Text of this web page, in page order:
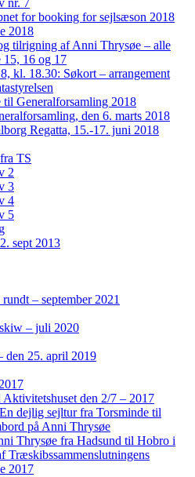
nr. 7
for booking for sejlsæson 2018
2018
tilrigning af Anni Thrysøe – alle
15, 16 og 17
kl. 18.30: Søkort – arrangement
til Generalforsamling 2018
den 6. marts 2018
Regatta, 15.-17. juni 2018
TS
2
3
4
5
sept 2013
– september 2021
– juli 2020
den 25. april 2019
Aktivitetshuset den 2/7 – 2017
dejlig sejltur fra Torsminde til
på Anni Thrysøe
Thrysøe fra Hadsund til Hobro i
Træskibssammenslutningens
2017